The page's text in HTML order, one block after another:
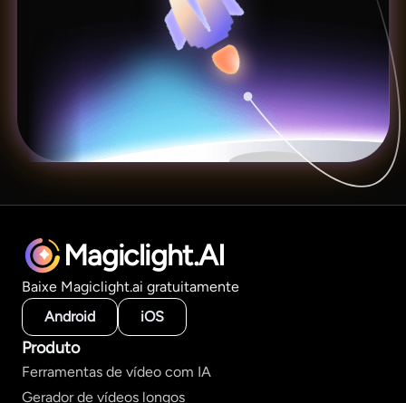
Magiclight.AI
Baixe Magiclight.ai gratuitamente
Android
iOS
Produto
Ferramentas de vídeo com IA
Gerador de vídeos longos